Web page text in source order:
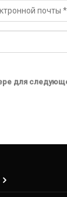
для